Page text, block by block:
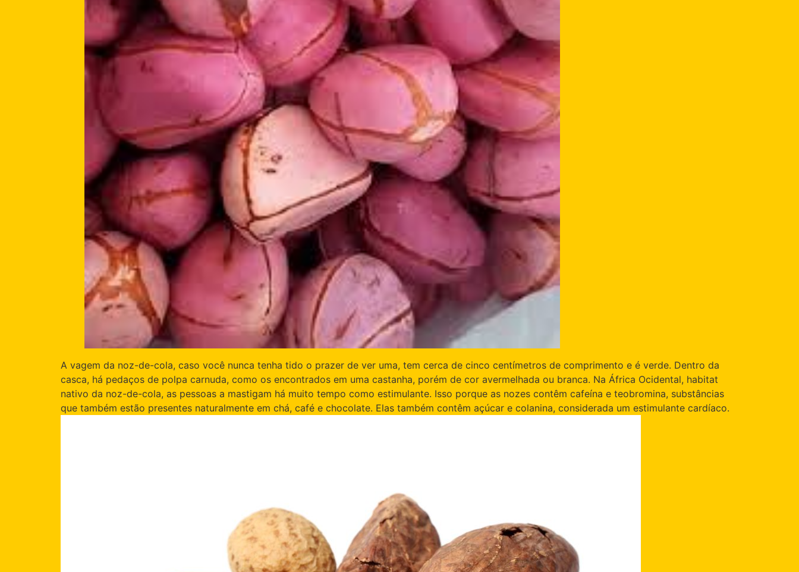
A vagem da noz-de-cola, caso você nunca tenha tido o prazer de ver uma, tem cerca de cinco centímetros de comprimento e é verde. Dentro da
casca, há pedaços de polpa carnuda, como os encontrados em uma castanha, porém de cor avermelhada ou branca. Na África Ocidental, habitat
nativo da noz-de-cola, as pessoas a mastigam há muito tempo como estimulante. Isso porque as nozes contêm cafeína e teobromina, substâncias
que também estão presentes naturalmente em chá, café e chocolate. Elas também contêm açúcar e colanina, considerada um estimulante cardíaco.